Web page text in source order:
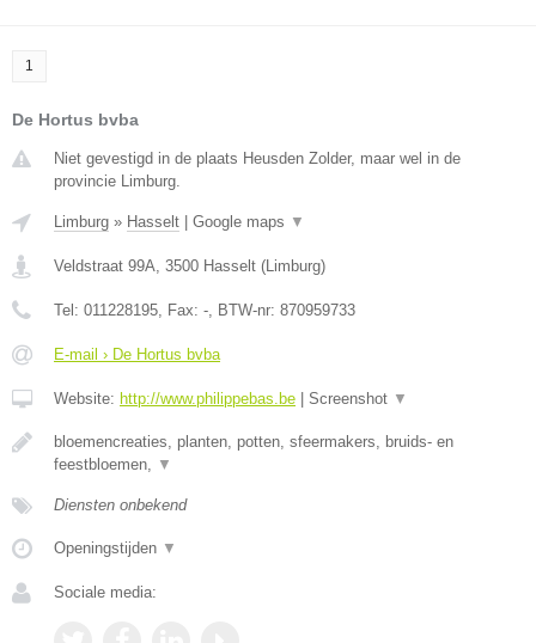
1
De Hortus bvba
Niet gevestigd in de plaats Heusden Zolder, maar wel in de
provincie Limburg.
Limburg » Hasselt Google maps ▼
Veldstraat 99A, 3500 Hasselt (Limburg)
Tel: 011228195, Fax: -, BTW-nr: 870959733
E-mail › De Hortus bvba
Website: http://www.philippebas.be Screenshot ▼
bloemencreaties, planten, potten, sfeermakers, bruids- en
feestbloemen, ▼
Diensten onbekend
Openingstijden ▼
Sociale media: